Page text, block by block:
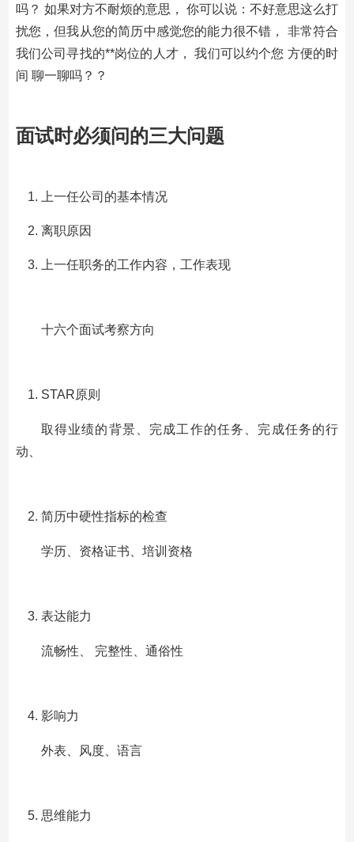
吗？ 如果对方不耐烦的意思， 你可以说：不好意思这么打
扰您，但我从您的简历中感觉您的能力很不错， 非常符合
我们公司寻找的**岗位的人才， 我们可以约个您 方便的时
间 聊一聊吗？？
面试时必须问的三大问题
上一任公司的基本情况
离职原因
上一任职务的工作内容，工作表现
十六个面试考察方向
STAR原则
取得业绩的背景、完成工作的任务、完成任务的行
动、
简历中硬性指标的检查
学历、资格证书、培训资格
表达能力
流畅性、 完整性、通俗性
影响力
外表、风度、语言
思维能力